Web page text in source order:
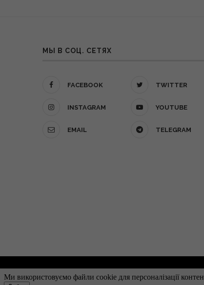
МЫ В СОЦ. СЕТЯХ
FACEBOOK TWITTER
INSTAGRAM YOUTUBE
EMAIL TELEGRAM
О проекте